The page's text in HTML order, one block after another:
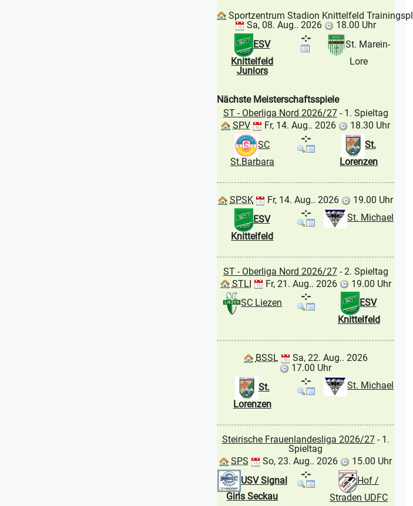
Sportzentrum Stadion Knittelfeld
Sa, 08. Aug.. 2026
18.00 Uhr
ESV
Knittelfeld
Juniors
St. Marein-
Lore
-:-
Nächste Meisterschaftsspiele
ST - Oberliga Nord 2026/27- 1. Spieltag
SPV
Fr, 14. Aug.. 2026
18.30 Uhr
SC
St.Barbara
St.
Lorenzen
-:-
SPSK Fr, 14. Aug.. 2026
19.00 Uhr
ESV
Knittelfeld
St. Michael
-:-
ST - Oberliga Nord 2026/27- 2. Spieltag
STLI
Fr, 21. Aug.. 2026
19.00 Uhr
SC Liezen
ESV
Knittelfeld
-:-
BSSL
Sa, 22. Aug.. 2026
17.00 Uhr
St.
Lorenzen
St. Michael
-:-
Steirische Frauenlandesliga 2026/27- 1.
Spieltag
SPS
So, 23. Aug.. 2026
15.00 Uhr
USV Signal
Girls Seckau
Hof /
Straden UDFC
-:-